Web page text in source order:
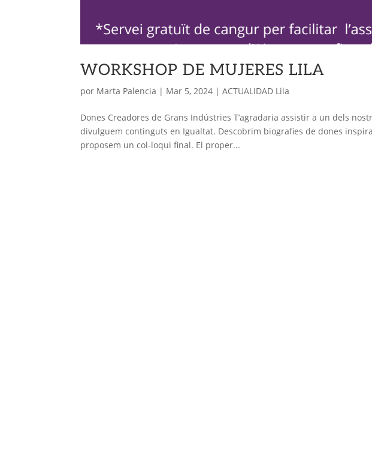
WORKSHOP DE MUJERES LILA
por Marta Palencia | Mar 5, 2024 |ACTUALIDAD Lila
Dones Creadores de Grans Indústries T’agradaria assistir a un dels
divulguem continguts en Igualtat. Descobrim biografies de dones
proposem un col-loqui final. El proper...